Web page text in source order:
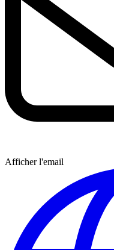
Afficher l'email